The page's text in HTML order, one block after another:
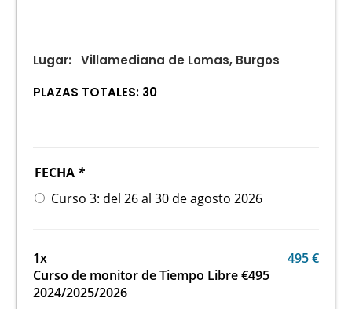
Lugar: Villamediana de Lomas, Burgos
PLAZAS TOTALES: 30
FECHA *
Curso 3: del 26 al 30 de agosto 2026
1x
Curso de monitor de Tiempo Libre €495
2024/2025/2026
495 €